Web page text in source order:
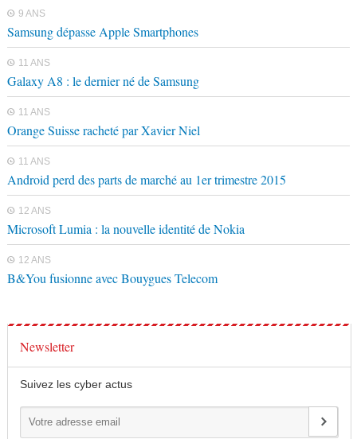
9 ANS
Samsung dépasse Apple Smartphones
11 ANS
Galaxy A8 : le dernier né de Samsung
11 ANS
Orange Suisse racheté par Xavier Niel
11 ANS
Android perd des parts de marché au 1er trimestre 2015
12 ANS
Microsoft Lumia : la nouvelle identité de Nokia
12 ANS
B&You fusionne avec Bouygues Telecom
Newsletter
Suivez les cyber actus